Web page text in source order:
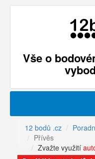
Vše o
12 bodů .cz
Přívěs
Zvažte využití